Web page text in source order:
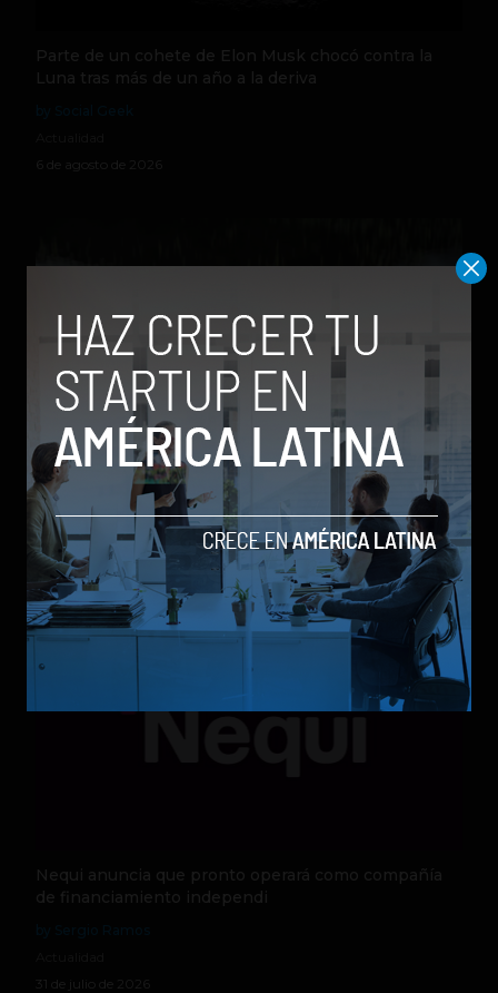
Parte de un cohete de Elon Musk chocó contra la
Luna tras más de un año a la deriva
6 de agosto de 2026
Qwen 3.8-Max, la nueva IA de Alibaba que desafía a
los modelos más poderosos
by Sergio Ramos
Actualidad
5 de agosto de 2026
Nequi anuncia que pronto operará como compañía
de financiamiento independi
31 de julio de 2026